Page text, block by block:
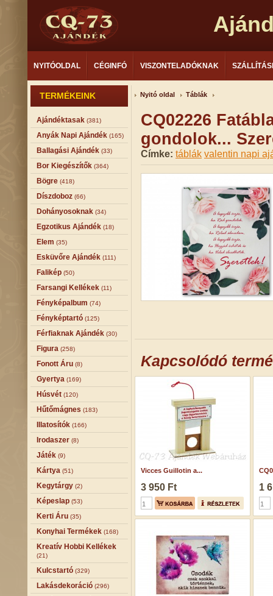
NYITÓOLDAL CÉGINFÓ VISZONTELADÓKNAK
TERMÉKEINK
Ajándéktasak (381)
Anyák Napi Ajándék (165)
Ballagási Ajándék (33)
Bor Kiegészítők (364)
Bögre (418)
Díszdoboz (66)
Dohányosoknak (34)
Egzotikus Ajándék (18)
Elem (35)
Esküvőre Ajándék (111)
Falikép (50)
Farsangi Kellékek (11)
Fényképalbum (74)
Fényképtartó (125)
Férfiaknak Ajándék (30)
Figura (258)
Fonott Áru (8)
Gyertya (169)
Húsvét (120)
Hűtőmágnes (183)
Illatosítók (166)
Irodaszer (8)
Játék (9)
Kártya (51)
Kegytárgy (2)
Képeslap (53)
Kerti Áru (35)
Konyhai Termékek (168)
Kreatív Hobbi Kellékek
(21)
Kulcstartó (329)
Lakásdekoráció (296)
Nyitó oldal Táblák
CQ02226
gondolok...
Címke: táblák valentin napi
Kapcsolódó
Vicces Guillotin a...
3 950 Ft 1